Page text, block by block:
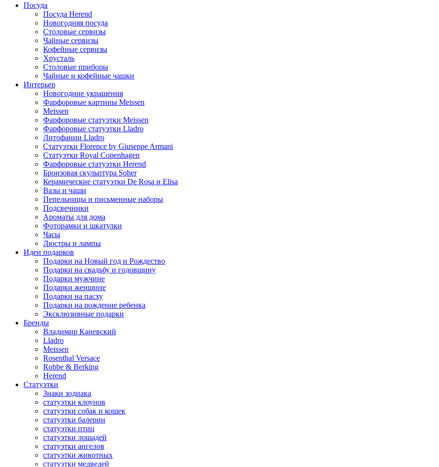
Посуда
Посуда Herend
Новогодняя посуда
Столовые сервизы
Чайные сервизы
Кофейные сервизы
Хрусталь
Столовые приборы
Чайные и кофейные чашки
Интерьер
Новогодние украшения
Фарфоровые картины Meissen
Meissen
Фарфоровые статуэтки Meissen
Фарфоровые статуэтки Lladro
Литофании Lladro
Статуэтки Florence by Giuseppe Armani
Статуэтки Royal Copenhagen
Фарфоровые статуэтки Herend
Бронзовая скульптура Soher
Керамические статуэтки De Rosa и Elisa
Вазы и чаши
Пепельницы и письменные наборы
Подсвечники
Ароматы для дома
Фоторамки и шкатулки
Часы
Люстры и лампы
Идеи подарков
Подарки на Новый год и Рождество
Подарки на свадьбу и годовщину
Подарки мужчине
Подарки женщине
Подарки на пасху
Подарки на рождение ребенка
Эксклюзивные подарки
Бренды
Владимир Каневский
Lladro
Meissen
Rosenthal Versace
Robbe & Berking
Herend
Статуэтки
Знаки зодиака
статуэтки клоунов
статуэтки собак и кошек
статуэтки балерин
статуэтки птиц
статуэтки лошадей
статуэтки ангелов
статуэтки животных
статуэтки медведей